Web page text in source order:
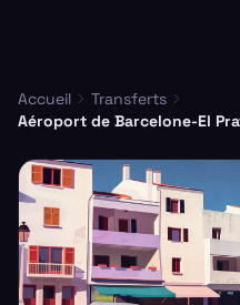
Accueil
Transferts
Aéroport de Barcelone-El